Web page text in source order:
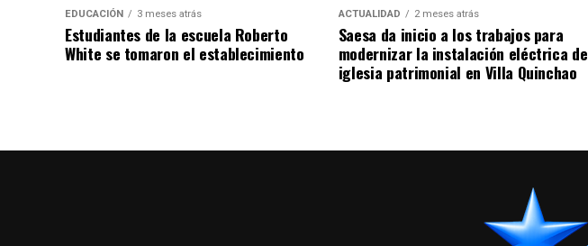
EDUCACIÓN 3 meses atrás
Estudiantes de la escuela Roberto
White se tomaron el establecimiento
ACTUALIDAD 2 meses atrás
Saesa da inicio a los trabajos para
modernizar la instalación eléctrica de
iglesia patrimonial en Villa Quinchao